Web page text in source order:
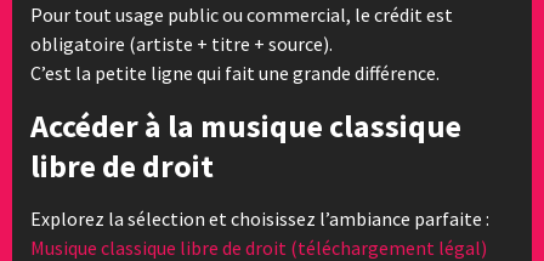
Pour tout usage public ou commercial, le crédit est
obligatoire (artiste + titre + source).
C’est la petite ligne qui fait une grande différence.
Accéder à la musique classique
libre de droit
Explorez la sélection et choisissez l’ambiance parfaite :
Musique classique libre de droit (téléchargement légal)